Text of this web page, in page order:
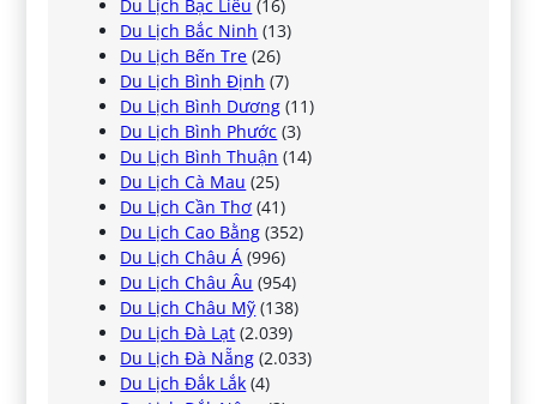
Du Lịch Bạc Liêu (16)
Du Lịch Bắc Ninh (13)
Du Lịch Bến Tre (26)
Du Lịch Bình Định (7)
Du Lịch Bình Dương (11)
Du Lịch Bình Phước (3)
Du Lịch Bình Thuận (14)
Du Lịch Cà Mau (25)
Du Lịch Cần Thơ (41)
Du Lịch Cao Bằng (352)
Du Lịch Châu Á (996)
Du Lịch Châu Âu (954)
Du Lịch Châu Mỹ (138)
Du Lịch Đà Lạt (2.039)
Du Lịch Đà Nẵng (2.033)
Du Lịch Đắk Lắk (4)